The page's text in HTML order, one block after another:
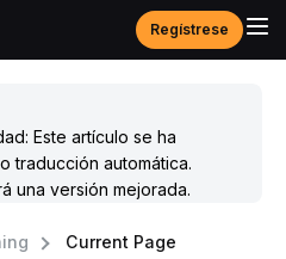
Regístrese
Este artículo se ha
traducción automática.
una versión mejorada.
Current Page